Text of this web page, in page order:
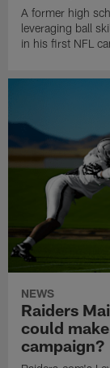
A former high
leveraging ball
in his first NFL
NEWS
Raiders
could
campaign?